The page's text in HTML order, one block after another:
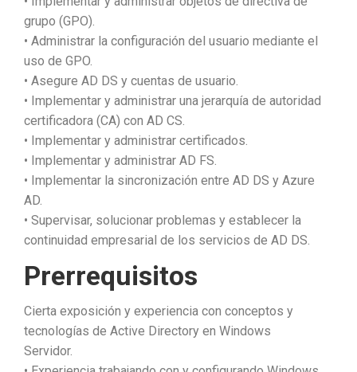
grupo (GPO).
• Administrar la configuración del usuario mediante el
uso de GPO.
• Asegure AD DS y cuentas de usuario.
• Implementar y administrar una jerarquía de autoridad
certificadora (CA) con AD CS.
• Implementar y administrar certificados.
• Implementar y administrar AD FS.
• Implementar la sincronización entre AD DS y Azure
AD.
• Supervisar, solucionar problemas y establecer la
continuidad empresarial de los servicios de AD DS.
Prerrequisitos
Cierta exposición y experiencia con conceptos y
tecnologías de Active Directory en Windows
Servidor.